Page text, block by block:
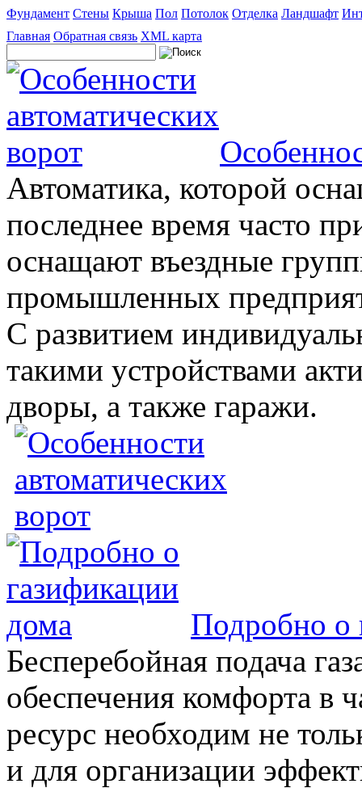
Фундамент Стены Крыша Пол Потолок Отделка Ландшафт
Главная Обратная связь XML карта
Автоматика, которой
последнее время часто
оснащают въездные
промышленных
С развитием
такими устройствами
дворы, а также гаражи.
Подробно о
Бесперебойная подача
обеспечения комфорта в
ресурс необходим не
и для организации